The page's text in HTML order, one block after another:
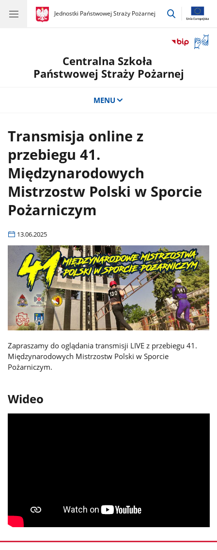
gov.pl
Jednostki Państwowej Straży Pożarnej
gov.pl
Jednostki
przejdź
okno
Centralna Szkoła
Państwowej Straży Pożarnej
MENU
Transmisja online z
przebiegu 41.
Międzynarodowych
Mistrzostw Polski w Sporcie
Pożarniczym
13.06.2025
Zapraszamy do oglądania transmisji LIVE z przebiegu 41.
Międzynarodowych Mistrzostw Polski w Sporcie
Pożarniczym.
Wideo